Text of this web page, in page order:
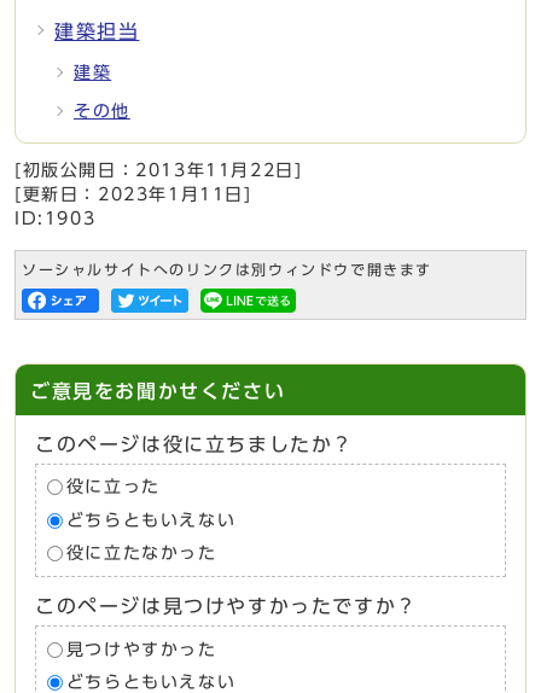
建築担当
建築
その他
[初版公開日： 2013年11月22日
[更新日： 2023年1月11日
ID:1903
ソーシャルサイトへのリンクは別ウィンドウで開きます
ご意見をお聞かせください
このページは役に立ちましたか？
役に立った
どちらともいえない
役に立たなかった
このページは見つけやすかったですか？
見つけやすかった
どちらともいえない